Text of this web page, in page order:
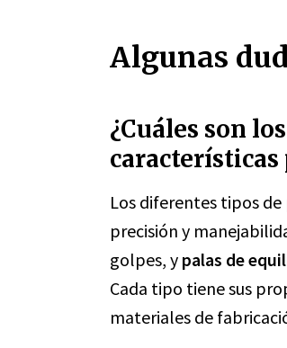
Algunas
¿Cuáles son
Los diferentes tipos
precisión y
golpes, y palas de
Cada tipo tiene sus
materiales de